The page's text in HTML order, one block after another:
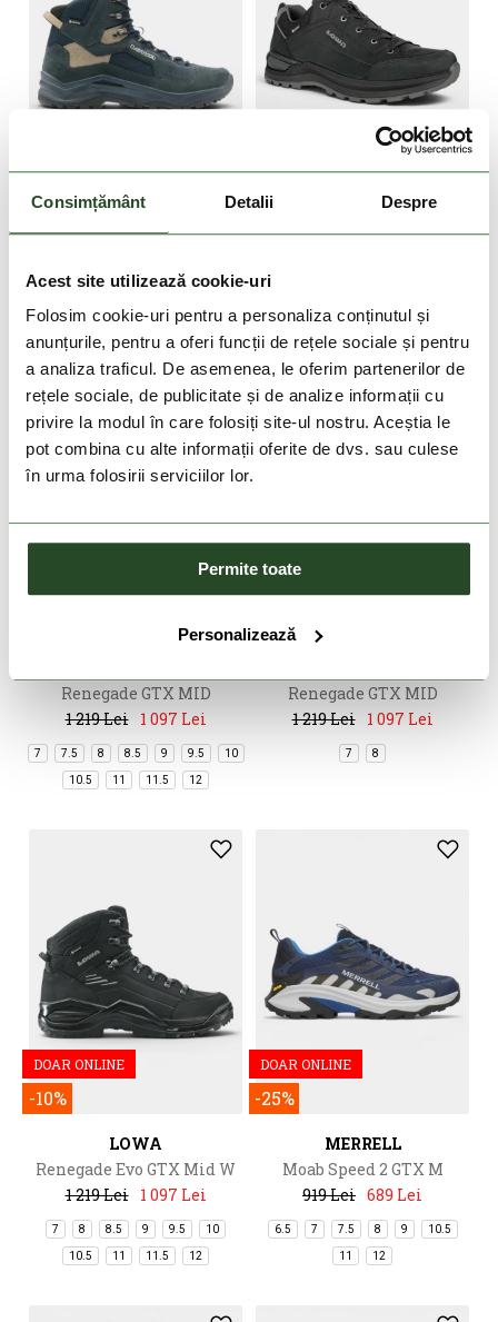
Consimțământ Detalii Despre
Acest site utilizează cookie-uri
Folosim cookie-uri pentru a personaliza conținutul și
anunțurile, pentru a oferi funcții de rețele sociale și pentru
a analiza traficul. De asemenea, le oferim partenerilor de
rețele sociale, de publicitate și de analize informații cu
privire la modul în care folosiți site-ul nostru. Aceștia le
pot combina cu alte informații oferite de dvs. sau culese
în urma folosirii serviciilor lor.
Permite toate
Personalizează
-10%
949 Lei
854 Lei
-10%
Renegade GTX MID
1 219 Lei
1 097 Lei
7 7.5 8 8.5 9 9.5 10
10.5 11 11.5 12
-10%
Renegade GTX MID
1 219 Lei
1 097 Lei
7 8
DOAR ONLINE
-10%
LOWA
Renegade Evo GTX Mid W
1 219 Lei
1 097 Lei
7 8 8.5 9 9.5 10
10.5 11 11.5 12
DOAR ONLINE
-25%
MERRELL
Moab Speed 2 GTX M
919 Lei 689 Lei
6.5 7 7.5 8 9 10.5
11 12